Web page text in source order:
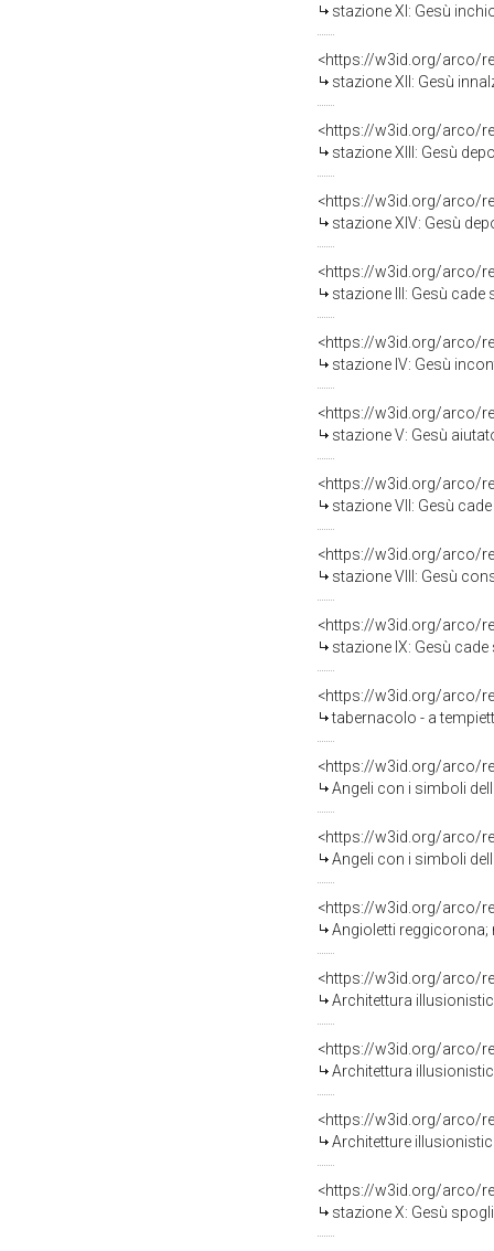
stazione XI: Gesù
<https://w3id.org/arco/
stazione XII: Gesù
<https://w3id.org/arco/
stazione XIII: Gesù
<https://w3id.org/arco/
stazione XIV: Gesù
<https://w3id.org/arco/
stazione III: Gesù cade
<https://w3id.org/arco/
stazione IV: Gesù
<https://w3id.org/arco/
stazione V: Gesù
<https://w3id.org/arco/
stazione VII: Gesù cade
<https://w3id.org/arco/
stazione VIII: Gesù
<https://w3id.org/arco/
stazione IX: Gesù cade
<https://w3id.org/arco/
tabernacolo - a
<https://w3id.org/arco/
Angeli con i simboli della Passione;
<https://w3id.org/arco/
Angeli con i simboli della Passione;
<https://w3id.org/arco/
Angioletti reggicorona; motivi
<https://w3id.org/arco/
Architettura illusionistica; motivi decorativi
<https://w3id.org/arco/
Architettura illusionistica; motivi
<https://w3id.org/arco/
Architetture illusionistiche con
<https://w3id.org/arco/
stazione X: Gesù